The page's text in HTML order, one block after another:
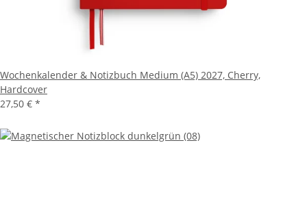
Wochenkalender & Notizbuch Medium (A5) 2027, Cherry,
Hardcover
27,50 € *